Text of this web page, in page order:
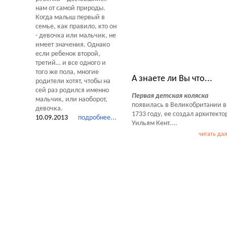
А знаете ли Вы что...
Первая детская коляска
появилась в Великобритании в
1733 году, ее создал
Уильям Кент....
читать
нам от самой природы.
Когда малыш первый в
семье, как правило, кто он
- девочка или мальчик, не
имеет значения. Однако
если ребенок второй,
третий… и все одного и
того же пола, многие
родители хотят, чтобы на
сей раз родился именно
мальчик, или наоборот,
девочка.
подробнее...
10.09.2013